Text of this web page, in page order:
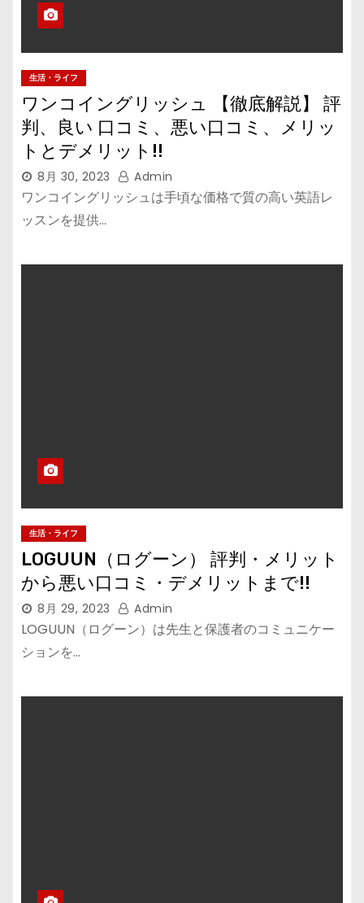
生活・ライフ
ワンコイングリッシュ 【徹底解説】 評
判、良い 口コミ、悪い口コミ、メリッ
トとデメリット!!
8月 30, 2023 Admin
ワンコイングリッシュは手頃な価格で質の高い英語レ
ッスンを提供…
生活・ライフ
LOGUUN（ログーン） 評判・メリット
から悪い口コミ・デメリットまで!!
8月 29, 2023 Admin
LOGUUN（ログーン）は先生と保護者のコミュニケー
ションを…